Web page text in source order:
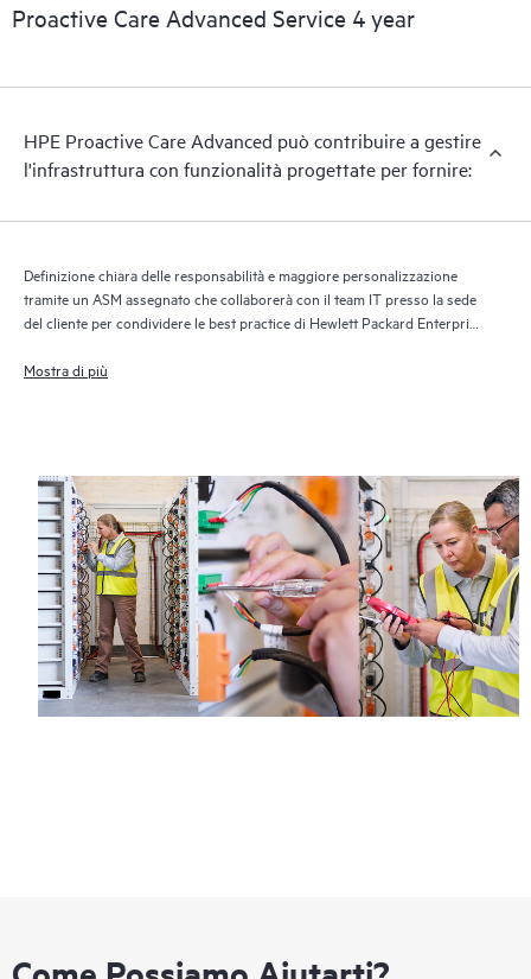
eseguire la versione corrente della tecnologia Report Support.
Proactive Care Advanced Service 4 year
HPE Proactive Care Advanced può contribuire a gestire
l'infrastruttura con funzionalità progettate per fornire:
Definizione chiara delle responsabilità e maggiore personalizzazione
tramite un ASM assegnato che collaborerà con il team IT presso la sede
del cliente per condividere le best practice di Hewlett Packard Enterprise
Mostra di più